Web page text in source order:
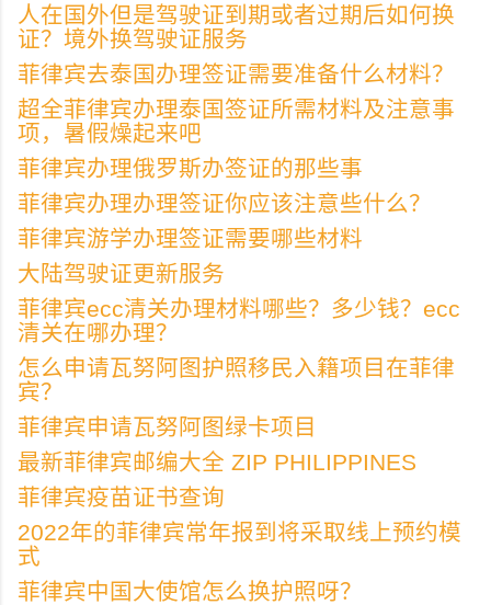
人在国外但是驾驶证到期或者过期后如何换
证？境外换驾驶证服务
菲律宾去泰国办理签证需要准备什么材料？
超全菲律宾办理泰国签证所需材料及注意事
项，暑假燥起来吧
菲律宾办理俄罗斯办签证的那些事
菲律宾办理办理签证你应该注意些什么？
菲律宾游学办理签证需要哪些材料
大陆驾驶证更新服务
菲律宾ecc清关办理材料哪些？多少钱？ecc
清关在哪办理？
怎么申请瓦努阿图护照移民入籍项目在菲律
宾？
菲律宾申请瓦努阿图绿卡项目
最新菲律宾邮编大全 ZIP PHILIPPINES
菲律宾疫苗证书查询
2022年的菲律宾常年报到将采取线上预约模
式
菲律宾中国大使馆怎么换护照呀？